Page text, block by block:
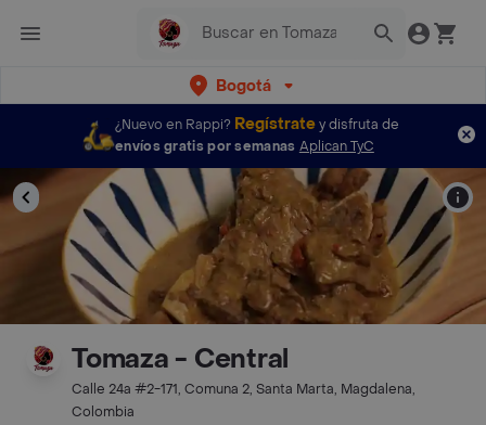
Bogotá
¿Nuevo en Rappi? Regístratey disfruta de
envíos gratis por semanas Aplican TyC
Tomaza - Central
Calle 24a #2-171, Comuna 2, Santa Marta, Magdalena,
Colombia